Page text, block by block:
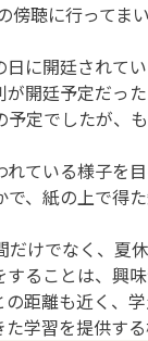
聴に行って
に開廷されて
開廷予定だ
定でしたが
ている様子を
、紙の上で
けでなく、
ることは、興
距離も近く、
学習を提供す